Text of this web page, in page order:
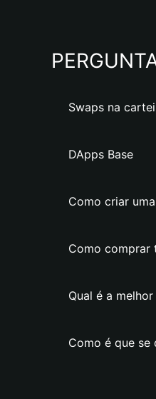
Swaps na
DApps Base
Como criar
Como comprar
Qual é a
Como é que se